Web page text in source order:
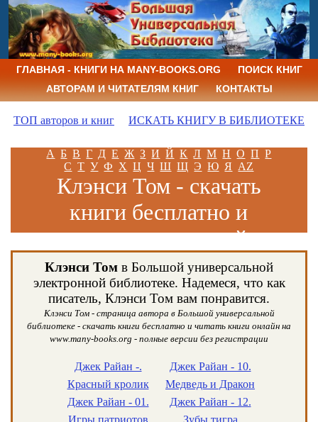
ГЛАВНАЯ - КНИГИ НА MANY-BOOKS.ORG
ПОИСК КНИГ
АВТОРАМ И ЧИТАТЕЛЯМ КНИГ
КОНТАКТЫ
ТОП авторов и книг ИСКАТЬ КНИГУ В БИБЛИОТЕКЕ
А Б В Г Д Е Ж З И Й К Л М Н О П Р
С Т У Ф Х Ц Ч Ш Щ Э Ю Я AZ
Клэнси Том - скачать
книги бесплатно и
читать книги онлайн
Клэнси Том в Большой универсальной
электронной библиотеке. Надемеся, что как
писатель, Клэнси Том вам понравится.
Клэнси Том - страница автора в Большой универсальной
библиотеке - скачать книги бесплатно и читать книги онлайн на
www.many-books.org - полные версии без регистрации
Джек Райан -.
Красный кролик
Джек Райан - 01.
Игры патриотов
Джек Райан - 10.
Медведь и Дракон
Джек Райан - 12.
Зубы тигра